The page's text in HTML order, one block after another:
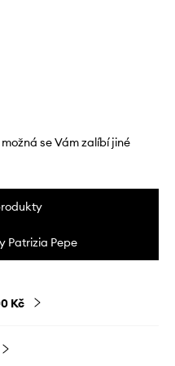
se Vám zalíbí jiné
Patrizia Pepe
Kč